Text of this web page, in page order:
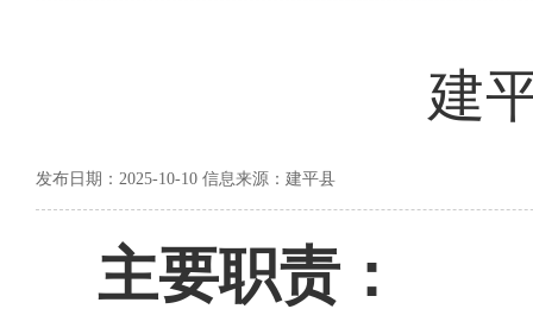
建
发布日期：2025-10-10 信息来源：建平县
主要职责：